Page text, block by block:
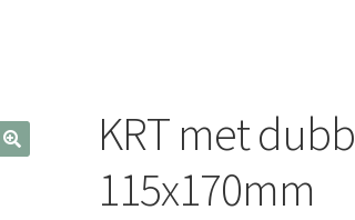
KRT met
115x170mm